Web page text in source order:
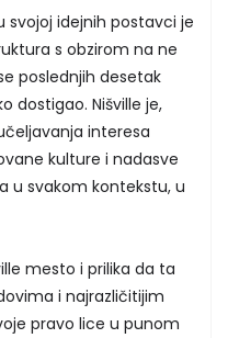
svojoj idejnih postavci je
s obzirom na ne
poslednjih desetak
dostigao. Nišville je,
interesa
kulture i nadasve
u svakom kontekstu, u
mesto i prilika da ta
i najrazličitijim
pravo lice u punom